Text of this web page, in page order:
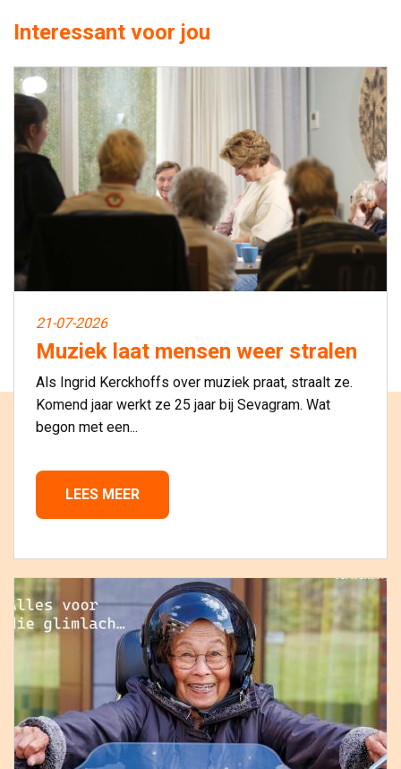
Interessant voor jou
21-07-2026
Muziek laat mensen weer stralen
Als Ingrid Kerckhoffs over muziek praat, straalt ze.
Komend jaar werkt ze 25 jaar bij Sevagram. Wat
begon met een...
LEES MEER